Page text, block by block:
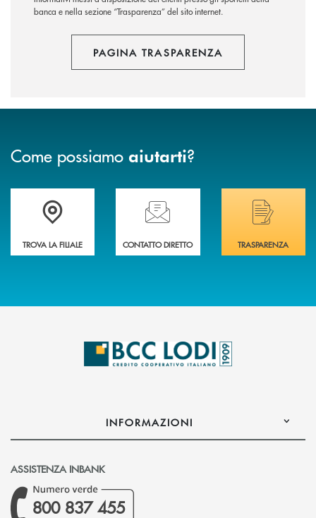
banca e nella sezione “Trasparenza” del sito internet.
PAGINA TRASPARENZA
Come possiamo aiutarti?
Trova la filiale più vicina a Te
TROVA LA FILIALE
Hai bisogno di assistenza immediata?
CONTATTO DIRETTO
Hai bisogno di
TRASPARENZA
INFORMAZIONI
ASSISTENZA INBANK
800 837 455